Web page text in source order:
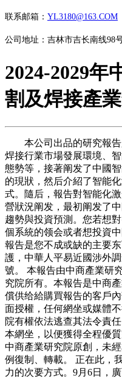
联系邮箱： YL3180@163.COM
公司地址：吉林市吉长南线98
2024-2029年
割及焊接產
本公司出品的研究報告
焊接行業市場發展環境、
態勢等，接著阐发了中國
的現狀，然后介紹了智能
式。隨后，報告對智能化
營狀況阐发，最初阐发了
趨勢與投資預測。您若想
個系統的领会或者想投資
報告是您不成或缺的主要
護，中華人平易近國涉外
號。 本報告由中商產業研
究院所有。本報告是中商
償供给給購買報告的客戶
面授權，任何網坐或媒體
院有權依法逃查其法令責
本網坐，以便獲得全程優
中商產業研究院原創，未
例復制、轉載。 正在此，
力的次要方式。9月6日，